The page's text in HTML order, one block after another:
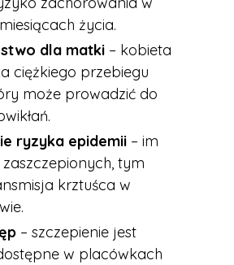
życia.
dla matki – kobieta
ciężkiego przebiegu
może prowadzić do
ryzyka epidemii – im
tym
krztuśca w
– szczepienie jest
w placówkach